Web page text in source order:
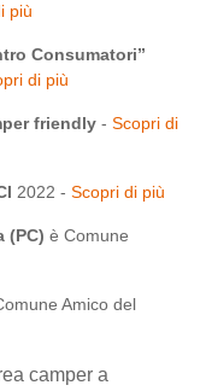
più
Consumatori”
di più
friendly - Scopri di
2022 - Scopri di più
(PC) è Comune
Amico del
camper a